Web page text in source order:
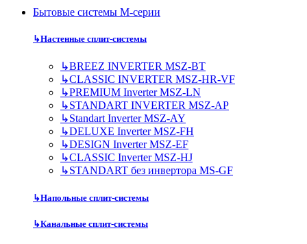
Бытовые системы M-серии
↳Настенные сплит-системы
↳BREEZ INVERTER MSZ-BT
↳CLASSIC INVERTER MSZ-HR-VF
↳PREMIUM Inverter MSZ-LN
↳STANDART INVERTER MSZ-AP
↳Standart Inverter MSZ-AY
↳DELUXE Inverter MSZ-FH
↳DESIGN Inverter MSZ-EF
↳CLASSIC Inverter MSZ-HJ
↳STANDART без инвертора MS-GF
↳Напольные сплит-системы
↳Канальные сплит-системы